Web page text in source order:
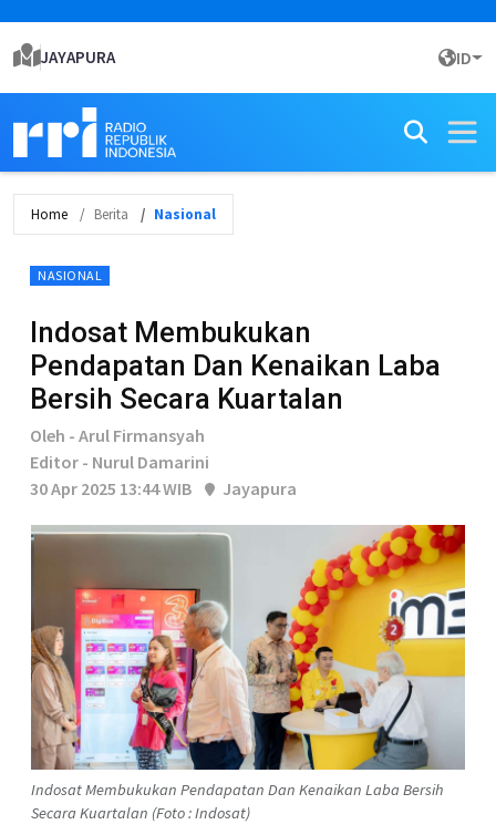
JAYAPURA ID
Home Berita Nasional
NASIONAL
Indosat Membukukan
Pendapatan Dan Kenaikan Laba
Bersih Secara Kuartalan
Oleh - Arul Firmansyah
Editor - Nurul Damarini
30 Apr 2025 13:44 WIB
Jayapura
Indosat Membukukan Pendapatan Dan Kenaikan Laba Bersih
Secara Kuartalan (Foto : Indosat)